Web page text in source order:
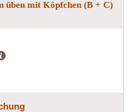
üben mit Köpfchen (B + C)